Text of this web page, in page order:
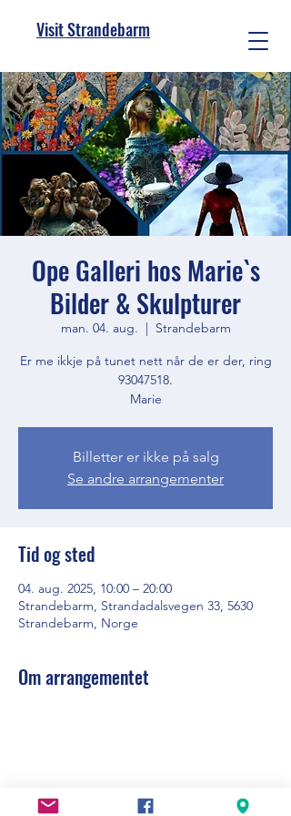
Visit Strandebarm
Ope Galleri hos Marie`s
Bilder & Skulpturer
man. 04. aug.
  |
Strandebarm
Er me ikkje på tunet nett når de er der, ring
93047518.
Marie
Billetter er ikke på salg
Se andre arrangementer
Tid og sted
04. aug. 2025, 10:00 – 20:00
Strandebarm, Strandadalsvegen 33, 5630
Strandebarm, Norge
Om arrangementet